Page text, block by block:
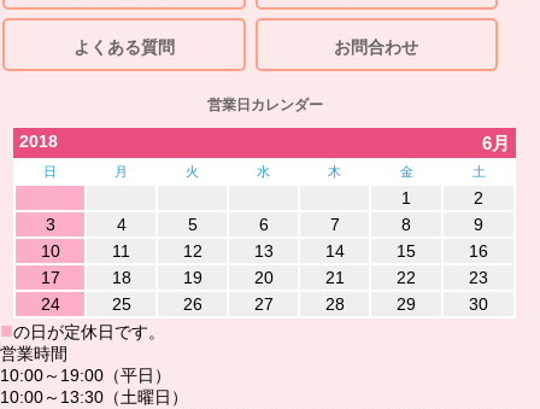
よくある質問 お問合わせ
営業日カレンダー
2018 6月
日 月 火 水 木 金 土
1
2
3
4 5 6 7 8
9
10
11 12 13 14 15
16
17
18 19 20 21 22
23
24
25 26 27 28 29 30
■の日が定休日です。
営業時間
10:00～19:00（平日）
10:00～13:30（土曜日）